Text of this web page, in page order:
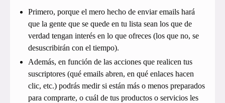
Primero, porque el mero hecho de enviar emails hará
que la gente que se quede en tu lista sean los que de
verdad tengan interés en lo que ofreces (los que no, se
desuscribirán con el tiempo).
Además, en función de las acciones que realicen tus
suscriptores (qué emails abren, en qué enlaces hacen
clic, etc.) podrás medir si están más o menos preparados
para comprarte, o cuál de tus productos o servicios les